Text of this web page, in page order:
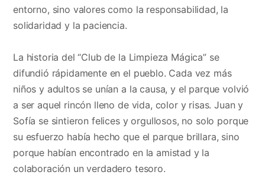
entorno, sino valores como la responsabilidad, la
solidaridad y la paciencia.
La historia del “Club de la Limpieza Mágica” se
difundió rápidamente en el pueblo. Cada vez más
niños y adultos se unían a la causa, y el parque volvió
a ser aquel rincón lleno de vida, color y risas. Juan y
Sofía se sintieron felices y orgullosos, no solo porque
su esfuerzo había hecho que el parque brillara, sino
porque habían encontrado en la amistad y la
colaboración un verdadero tesoro.